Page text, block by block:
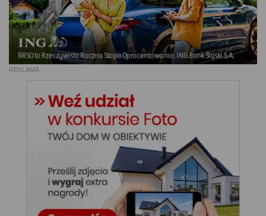
REKLAMA